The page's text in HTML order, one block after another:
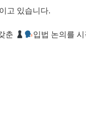
고 있습니다.
춘 입법 논의를